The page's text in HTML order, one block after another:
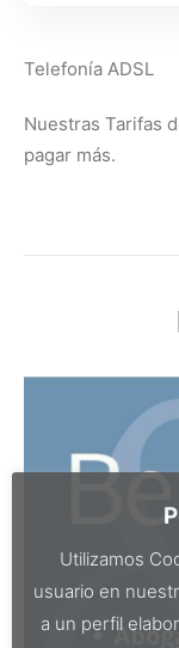
Telefonía ADSL
Nuestras Tarifas
pagar más.
Utilizamos
usuario en
a un perfil